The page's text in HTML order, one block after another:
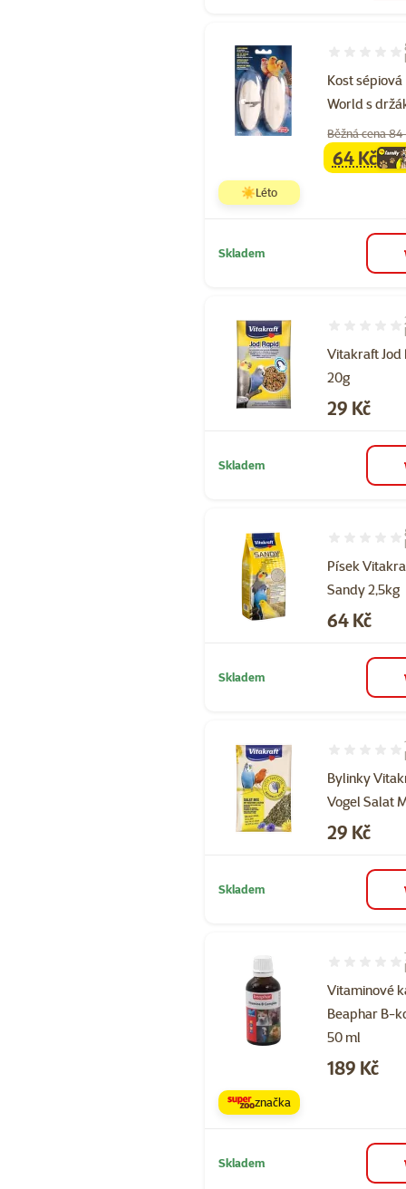
Kost sépiová
World s
Hodnocení
Běžná cena 84
family
64 Kč
☀️Léto
Skladem
Vitakraft Jod
20g
Hodnocení
Cena
29 Kč
Skladem
Písek
Sandy 2,5kg
Hodnocení
Cena
64 Kč
Skladem
Bylinky
Vogel Salat
Hodnocení
Cena
29 Kč
Skladem
Vitaminové
Beaphar B-
50 ml
Hodnocení
Cena
189 Kč
značka
Skladem